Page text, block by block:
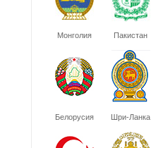
Монголия Пакистан
Белорусия Шри-Ланка